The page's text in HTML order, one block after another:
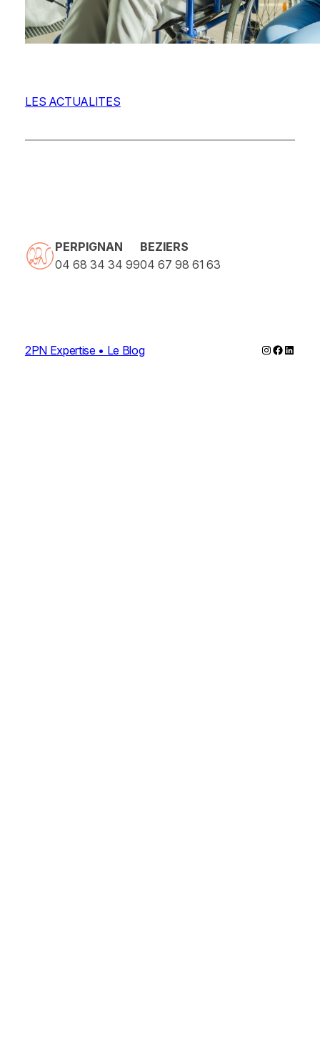
LES ACTUALITES
PERPIGNAN
04 68 34 34 99
BEZIERS
04 67 98 61 63
2PN Expertise • Le Blog Instagram